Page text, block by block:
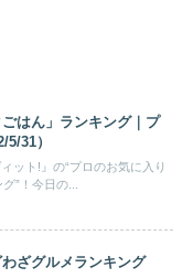
ごはん」ランキング｜プ
31）
ット!』の“プロのお気に入り
”！今日の...
わざグルメランキング